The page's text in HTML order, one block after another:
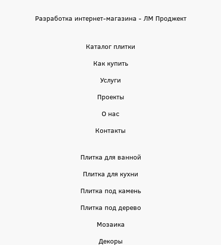
Разработка интернет-магазина - ЛМ Проджект
Каталог плитки
Как купить
Услуги
Проекты
О нас
Контакты
Плитка для ванной
Плитка для кухни
Плитка под камень
Плитка под дерево
Мозаика
Декоры